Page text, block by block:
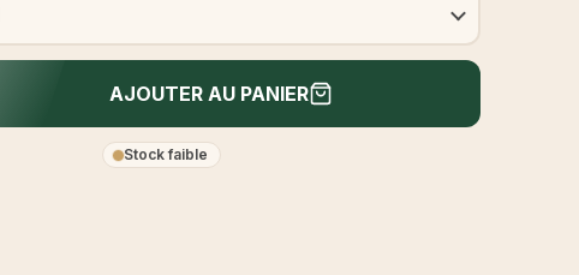
AJOUTER AU PANIER
Stock faible